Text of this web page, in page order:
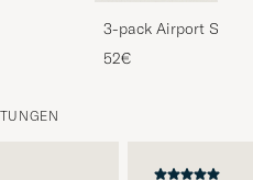
3-pack Airport
Melange
52€